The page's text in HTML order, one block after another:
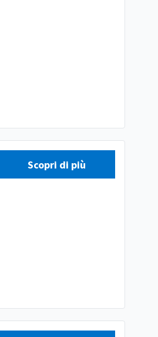
Scopri di più